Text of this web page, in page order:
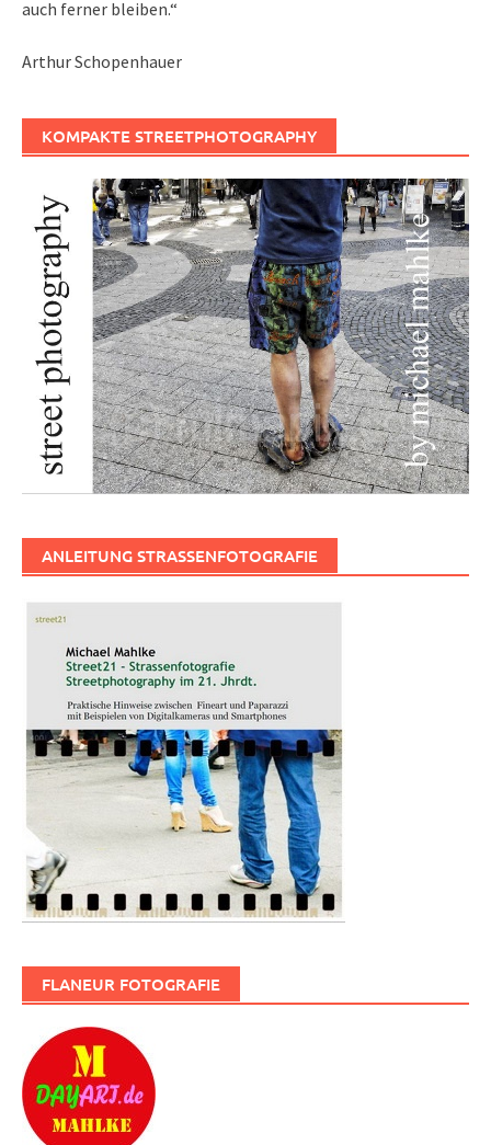
auch ferner bleiben.“
Arthur Schopenhauer
KOMPAKTE STREETPHOTOGRAPHY
ANLEITUNG STRASSENFOTOGRAFIE
FLANEUR FOTOGRAFIE